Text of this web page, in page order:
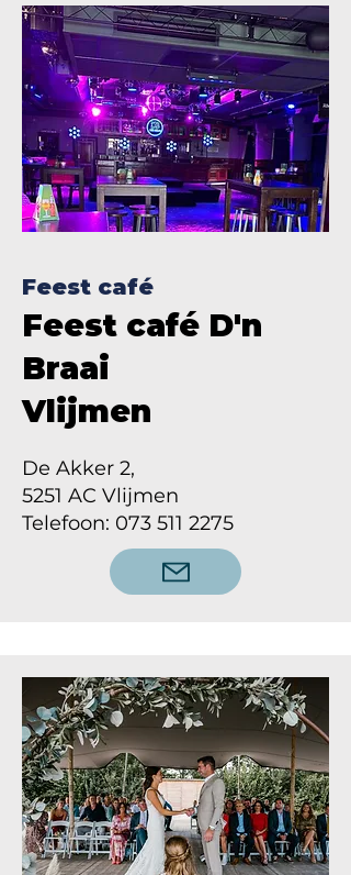
Feest café
Feest café D'n
Braai
Vlijmen
De Akker 2,
5251 AC Vlijmen
Telefoon: 073 511 2275